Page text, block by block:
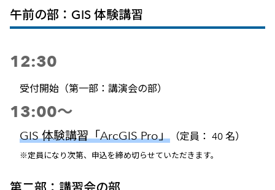
午前の部：GIS 体験講習
12:30
受付開始（第一部：講演会の部）
13:00～
GIS 体験講習「ArcGIS Pro」 （定員： 40 名）
※定員になり次第、申込を締め切らせていただきます。